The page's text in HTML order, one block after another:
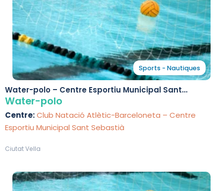
Sports - Nautiques
Water-polo – Centre Esportiu Municipal Sant
Sebastià
Water-polo
Centre:Club Natació Atlètic-Barceloneta – Centre
Esportiu Municipal Sant Sebastià
Ciutat Vella